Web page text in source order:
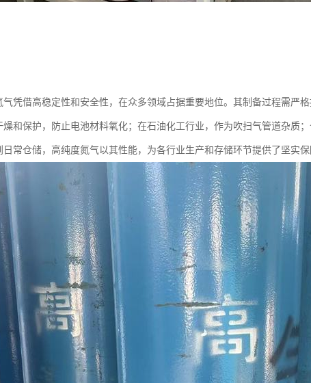
气凭借高稳定性和安全性，在众多领域占据重要地位。其制备过程需严
燥和保护，防止电池材料氧化；在石油化工行业，作为吹扫气管道杂质
常仓储，高纯度氮气以其性能，为各行业生产和存储环节提供了坚实保